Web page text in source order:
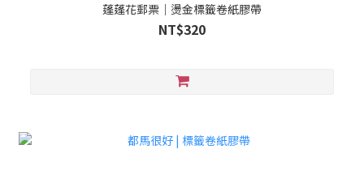
蓬蓬花郵票｜燙金標籤卷紙膠帶
NT$320